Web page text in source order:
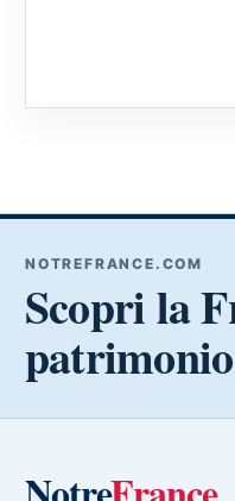
NOTREFRANCE.COM
Scopri la
patrimonio